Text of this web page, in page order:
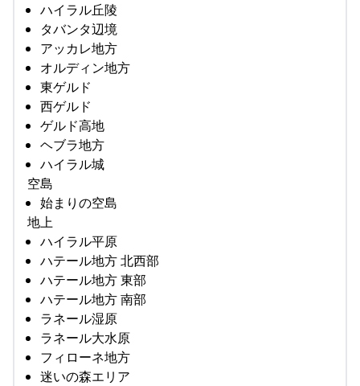
ハイラル丘陵
タバンタ辺境
アッカレ地方
オルディン地方
東ゲルド
西ゲルド
ゲルド高地
ヘブラ地方
ハイラル城
空島
始まりの空島
地上
ハイラル平原
ハテール地方 北西部
ハテール地方 東部
ハテール地方 南部
ラネール湿原
ラネール大水原
フィローネ地方
迷いの森エリア